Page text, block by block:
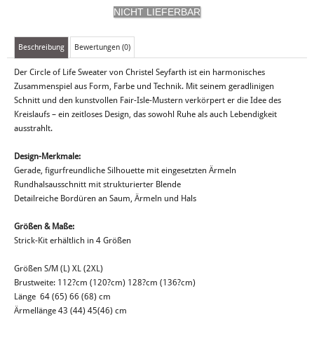
Beschreibung Bewertungen (0)
Der Circle of Life Sweater von Christel Seyfarth ist ein harmonisches
Zusammenspiel aus Form, Farbe und Technik. Mit seinem geradlinigen
Schnitt und den kunstvollen Fair-Isle-Mustern verkörpert er die Idee des
Kreislaufs – ein zeitloses Design, das sowohl Ruhe als auch Lebendigkeit
ausstrahlt.
Design-Merkmale:
Gerade, figurfreundliche Silhouette mit eingesetzten Ärmeln
Rundhalsausschnitt mit strukturierter Blende
Detailreiche Bordüren an Saum, Ärmeln und Hals
Größen & Maße:
Strick-Kit erhältlich in 4 Größen
Größen S/M (L) XL (2XL)
Brustweite: 112?cm (120?cm) 128?cm (136?cm)
Länge 64 (65) 66 (68) cm
Ärmellänge 43 (44) 45(46) cm